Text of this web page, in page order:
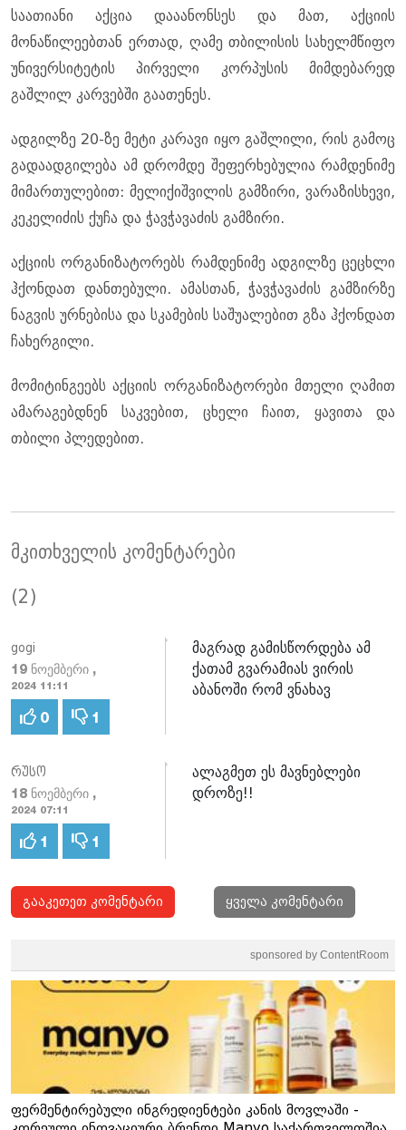
საათიანი აქცია დააანონსეს და მათ, აქციის
მონაწილეებთან ერთად, ღამე თბილისის სახელმწიფო
უნივერსიტეტის პირველი კორპუსის მიმდებარედ
გაშლილ კარვებში გაათენეს.
ადგილზე 20-ზე მეტი კარავი იყო გაშლილი, რის გამოც
გადაადგილება ამ დრომდე შეფერხებულია რამდენიმე
მიმართულებით: მელიქიშვილის გამზირი, ვარაზისხევი,
კეკელიძის ქუჩა და ჭავჭავაძის გამზირი.
აქციის ორგანიზატორებს რამდენიმე ადგილზე ცეცხლი
ჰქონდათ დანთებული. ამასთან, ჭავჭავაძის გამზირზე
ნაგვის ურნებისა და სკამების საშუალებით გზა ჰქონდათ
ჩახერგილი.
მომიტინგეებს აქციის ორგანიზატორები მთელი ღამით
ამარაგებდნენ საკვებით, ცხელი ჩაით, ყავითა და
თბილი პლედებით.
მკითხველის კომენტარები
(2)
gogi
19 ნოემბერი ,
2024 11:11
0 1
მაგრად გამისწორდება ამ
ქათამ გვარამიას ვირის
აბანოში რომ ვნახავ
რუსო
18 ნოემბერი ,
2024 07:11
1 1
ალაგმეთ ეს მავნებლები
დროზე!!
გააკეთეთ კომენტარი ყველა კომენტარი
sponsored by ContentRoom
ფერმენტირებული ინგრედიენტები კანის მოვლაში -